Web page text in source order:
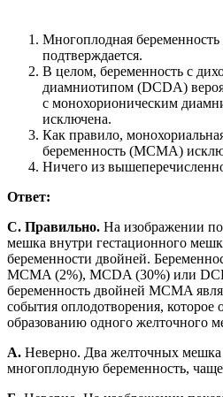
Многоплодная беременность
подтверждается.
В целом, беременность с
диамниотипом (DCDA)
с монохорионическим
исключена.
Как правило,
беременность (MCMA)
Ничего из
Ответ:
C. Правильно. На изображении
мешка внутри гестационного
беременности двойней.
MCMA (2%), MCDA (30%) или
беременность двойней MCMA
события оплодотворения,
образованию одного желточного
A. Неверно. Два желточных
многоплодную беременность,